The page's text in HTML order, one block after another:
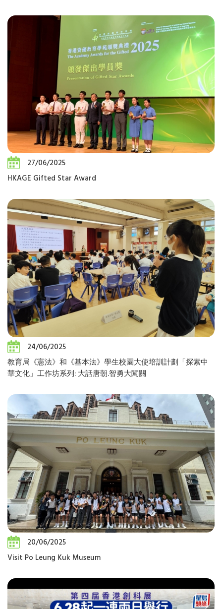
27/06/2025
HKAGE Gifted Star Award
24/06/2025
教育局《憲法》和《基本法》學生校園大使培訓計劃「探索中
華文化」工作坊系列: 大話唐朝.智勇大闖關
20/06/2025
Visit Po Leung Kuk Museum